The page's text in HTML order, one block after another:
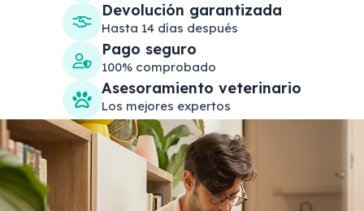
Devolución garantizada
Hasta 14 días después
Pago seguro
100% comprobado
Asesoramiento veterinario
Los mejores expertos